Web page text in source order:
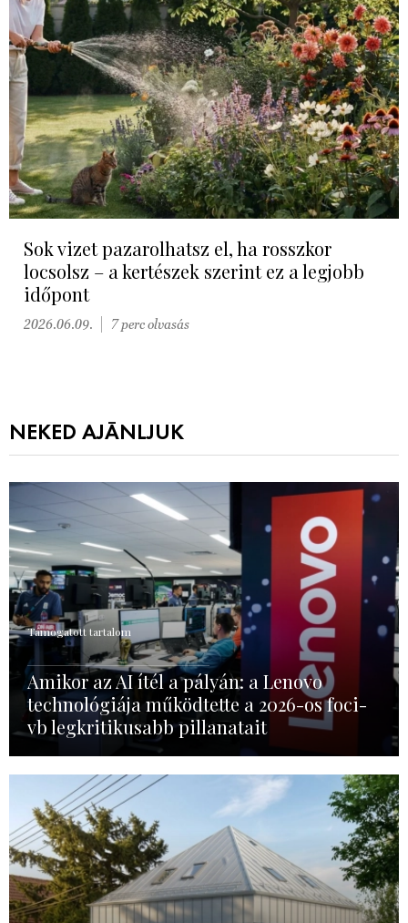
Sok vizet pazarolhatsz el, ha rosszkor
locsolsz – a kertészek szerint ez a legjobb
időpont
2026.06.09. 7 perc olvasás
NEKED AJÁNLJUK
Támogatott tartalom
Amikor az AI ítél a pályán: a Lenovo
technológiája működtette a 2026-os foci-
vb legkritikusabb pillanatait